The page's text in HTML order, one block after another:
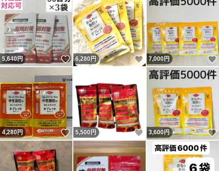
5,640円 いいね！
6,280円 いいね！
7,000円
4,280円 いいね！
5,500 円 いいね！
3,600円